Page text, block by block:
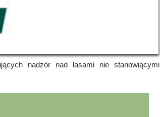
nadzór nad lasami nie stanowiącymi